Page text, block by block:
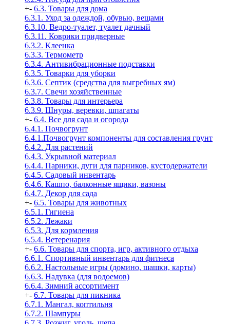
+- 6.3. Товары для дома
6.3.1. Уход за одеждой, обувью, вещами
6.3.10. Ведро-туалет, туалет дачный
6.3.11. Коврики придверные
6.3.2. Клеенка
6.3.3. Термометр
6.3.4. Антивибрационные подставки
6.3.5. Товарки для уборки
6.3.6. Септик (средства для выгребных ям)
6.3.7. Свечи хозяйственные
6.3.8. Товары для интерьера
6.3.9. Шнуры, веревки, шпагаты
+- 6.4. Все для сада и огорода
6.4.1. Почвогрунт
6.4.1.Почвогрунт компоненты для составления грунт
6.4.2. Для растений
6.4.3. Укрывной материал
6.4.4. Парники, дуги для парников, кустодержатели
6.4.5. Садовый инвентарь
6.4.6. Кашпо, балконные ящики, вазоны
6.4.7. Декор для сада
+- 6.5. Товары для животных
6.5.1. Гигиена
6.5.2. Лежаки
6.5.3. Для кормления
6.5.4. Ветеренария
+- 6.6. Товары для спорта, игр, активного отдыха
6.6.1. Спортивный инвентарь для фитнеса
6.6.2. Настольные игры (домино, шашки, карты)
6.6.3. Надувка (для водоемов)
6.6.4. Зимний ассортимент
+- 6.7. Товары для пикника
6.7.1. Мангал, коптильня
6.7.2. Шампуры